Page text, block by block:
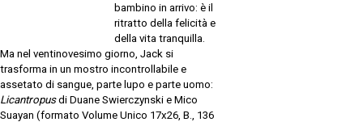
bambino in arrivo: è il
ritratto della felicità e
della vita tranquilla.
Ma nel ventinovesimo giorno, Jack si
trasforma in un mostro incontrollabile e
assetato di sangue, parte lupo e parte uomo:
Licantropusdi Duane Swierczynski e Mico
Suayan (formato Volume Unico 17x26, B., 136